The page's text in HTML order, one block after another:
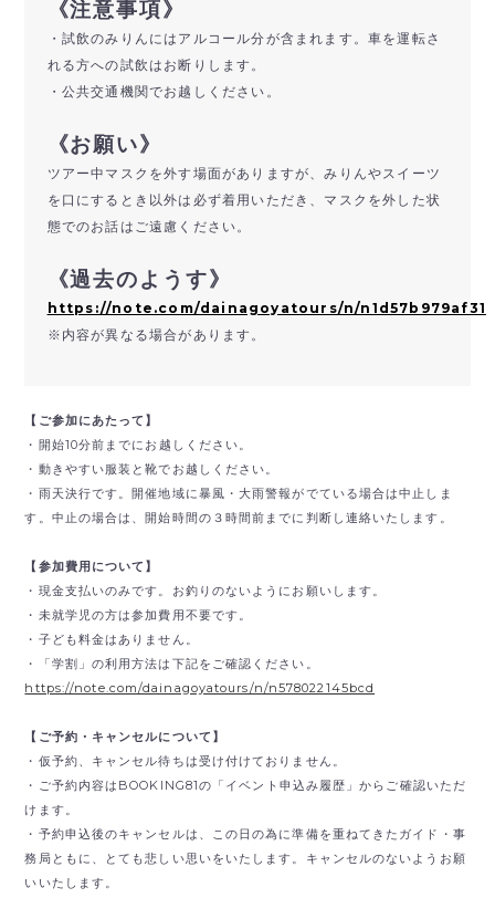
《注意事項》
・試飲のみりんにはアルコール分が含まれます。車を運転さ
れる方への試飲はお断りします。
・公共交通機関でお越しください。
《お願い》
ツアー中マスクを外す場面がありますが、みりんやスイーツ
を口にするとき以外は必ず着用いただき、マスクを外した状
態でのお話はご遠慮ください。
《過去のようす》
https://note.com/dainagoyatours/n/n1d57b979af31
※内容が異なる場合があります。
【ご参加にあたって】
・開始10分前までにお越しください。
・動きやすい服装と靴でお越しください。
・雨天決行です。開催地域に暴風・大雨警報がでている場合は中止しま
す。中止の場合は、開始時間の３時間前までに判断し連絡いたします。
【参加費用について】
・現金支払いのみです。
お釣りのないようにお願いします。
・未就学児の方は参加費用不要です。
・子ども料金はありません。
・「学割」の利用方法は下記をご確認ください。
https://note.com/dainagoyatours/n/n578022145bcd
【ご予約・キャンセルについて】
・仮予約、キャンセル待ちは受け付けておりません。
・ご予約内容はBOOKING81の「イベント申込み履歴」からご確認いただ
けます。
・予約申込後のキャンセルは、この日の為に準備を重ねてきたガイド・事
務局ともに、とても悲しい思いをいたします。キャンセルのないようお願
いいたします。